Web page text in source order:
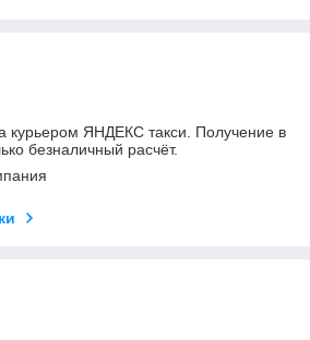
курьером ЯНДЕКС такси. Получение в
безналичный расчёт.